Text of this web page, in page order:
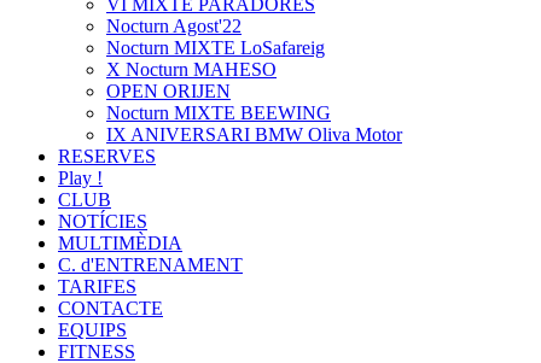
VI MIXTE PARADORES
Nocturn Agost'22
Nocturn MIXTE LoSafareig
X Nocturn MAHESO
OPEN ORIJEN
Nocturn MIXTE BEEWING
IX ANIVERSARI BMW Oliva Motor
RESERVES
Play !
CLUB
NOTÍCIES
MULTIMÈDIA
C. d'ENTRENAMENT
TARIFES
CONTACTE
EQUIPS
FITNESS